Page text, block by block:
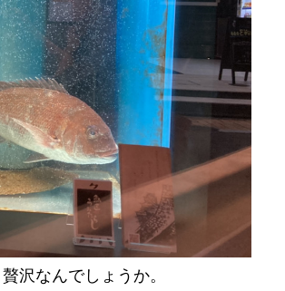
沢なんでしょうか。